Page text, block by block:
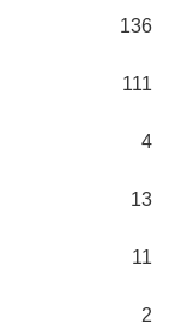
136
111
4
13
11
2